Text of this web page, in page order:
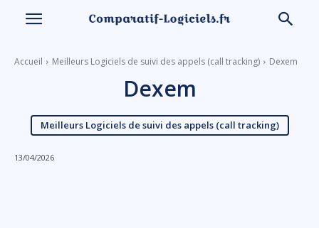
Accueil Meilleurs Logiciels de suivi des appels (call tracking) Dexem
Dexem
Meilleurs Logiciels de suivi des appels (call tracking)
13/04/2026